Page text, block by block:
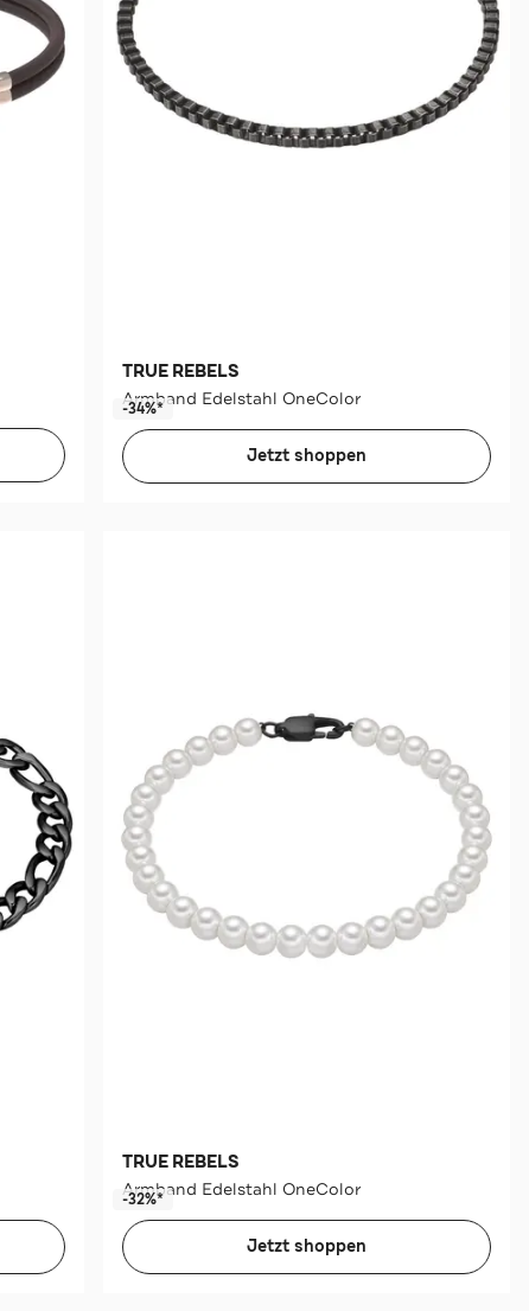
TRUE REBELS
Armband Edelstahl OneColor
-34%*
Jetzt shoppen
TRUE REBELS
Armband Edelstahl OneColor
-32%*
Jetzt shoppen